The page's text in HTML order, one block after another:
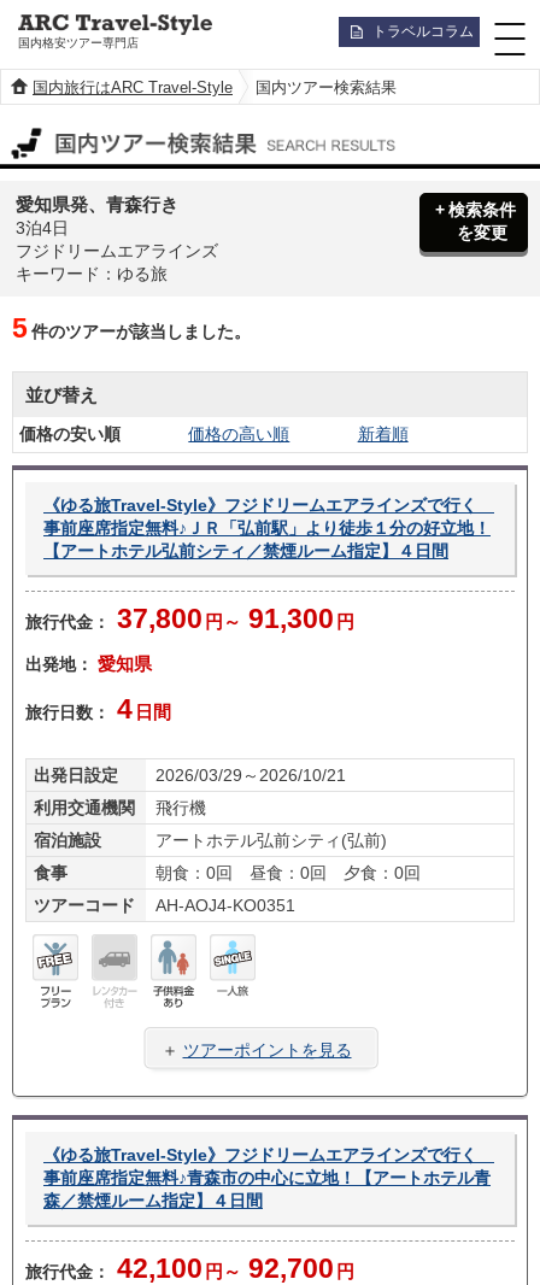
国内格安ツアー専門店
トラベルコラム
国内旅行はARC Travel-Style 国内ツアー検索結果
愛知県発、青森行き
3泊4日
フジドリームエアラインズ
キーワード：ゆる旅
検索条件
を変更
5件のツアーが該当しました。
並び替え
価格の安い順 価格の高い順 新着順
《ゆる旅Travel-Style》フジドリームエアラインズで行く
事前座席指定無料♪ＪＲ「弘前駅」より徒歩１分の好立地！
【アートホテル弘前シティ／禁煙ルーム指定】４日間
旅行代金： 37,800 円～ 91,300 円
出発地： 愛知県
旅行日数： 4 日間
出発日設定
2026/03/29～2026/10/21
利用交通機関
飛行機
宿泊施設
アートホテル弘前シティ(弘前)
食事
朝食：0回 昼食：0回 夕食：0回
ツアーコード
AH-AOJ4-KO0351
料金
旅
＋ ツアーポイントを見る
《ゆる旅Travel-Style》フジドリームエアラインズで行く
事前座席指定無料♪青森市の中心に立地！【アートホテル青
森／禁煙ルーム指定】４日間
旅行代金： 42,100 円～ 92,700 円